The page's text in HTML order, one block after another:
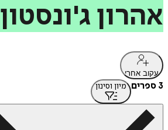
אהרון ג'ונסטון
עקוב אחרי
3 ספרים מיון וסינון